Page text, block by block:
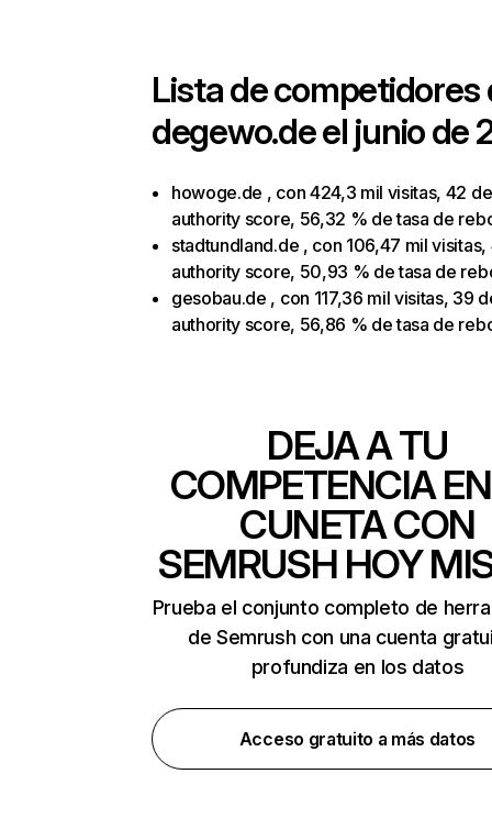
Lista de competidores
degewo.deel junio de
howoge.de , con 424,3 mil visitas, 42 de
authority score, 56,32 % de tasa de
stadtundland.de , con 106,47 mil
authority score, 50,93 % de tasa de
gesobau.de , con 117,36 mil visitas, 39
authority score, 56,86 % de tasa de
DEJA A TU
COMPETENCIA
CUNETA CON
SEMRUSH HOY
Prueba el conjunto completo de
de Semrush con una cuenta
profundiza en los datos
Acceso gratuito a más datos